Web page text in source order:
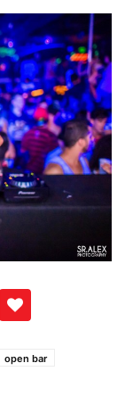
open bar